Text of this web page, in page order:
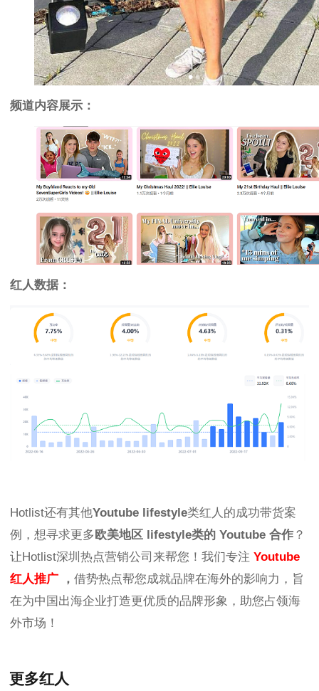
频道内容展示：
红人数据：
Hotlist还有其他Youtube lifestyle类红人的成功带货案
例，想寻求更多 欧美地区 lifestyle类的 Youtube 合作 ？
让Hotlist深圳热点营销公司来帮您！我们专注 Youtube
红人推广
， 借势热点帮您成就品牌在海外的影响力，旨
在为中国出海企业打造更优质的品牌形象，助您占领海
外市场！
更多红人